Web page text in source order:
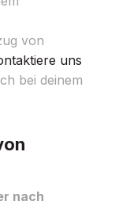
von
uns
bei deinem
nach